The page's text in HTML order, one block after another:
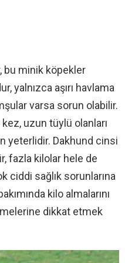
bu minik köpekler
yalnızca aşırı havlama
varsa sorun olabilir.
uzun tüylü olanları
yeterlidir. Dakhund cinsi
fazla kilolar hele de
ciddi sağlık sorunlarına
kilo almalarını
dikkat etmek